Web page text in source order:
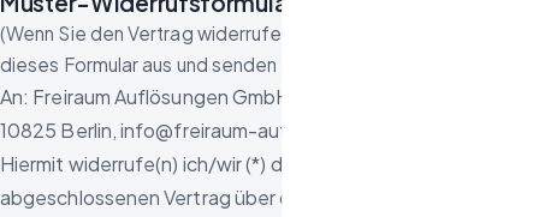
(Wenn Sie den Vertrag widerrufen wollen, füllen Sie bitte
dieses Formular aus und senden Sie es zurück.)
An: Freiraum Auflösungen GmbH, Innsbrucker Straße 2,
10825 Berlin, info@freiraum-aufloesung.de
Hiermit widerrufe(n) ich/wir (*) den von mir/uns (*)
abgeschlossenen Vertrag über die Erbringung der